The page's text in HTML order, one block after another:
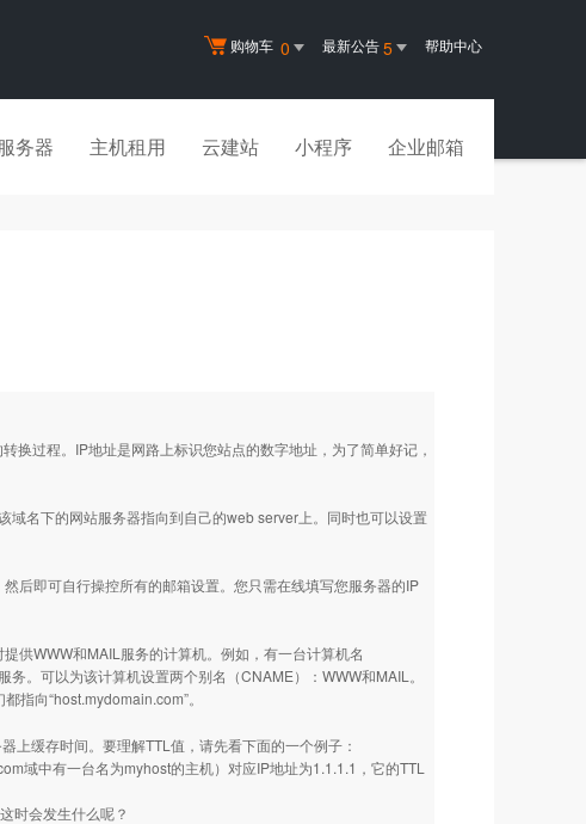
购物车 0 最新公告5 帮助中心
务器 主机租用 云建站 小程序 企业邮箱
程。IP地址是网路上标识您站点的数字地址，为了简单好记，
下的网站服务器指向到自己的web server上。同时也可以设置
可自行操控所有的邮箱设置。您只需在线填写您服务器的IP
WWW和MAIL服务的计算机。例如，有一台计算机名
。可以为该计算机设置两个别名（CNAME）：WWW和MAIL。
指向“host.mydomain.com”。
存时间。要理解TTL值，请先看下面的一个例子：
域中有一台名为myhost的主机）对应IP地址为1.1.1.1，它的TTL
时会发生什么呢？